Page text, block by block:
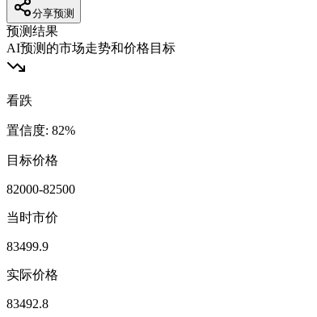
分享预测
预测结果
AI预测的市场走势和价格目标
看跌
置信度: 82%
目标价格
82000-82500
当时市价
83499.9
实际价格
83492.8